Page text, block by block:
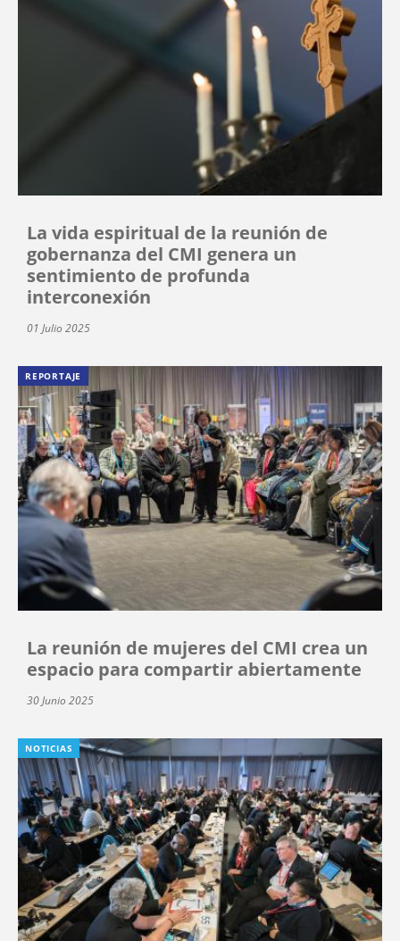
La vida espiritual de la reunión de
gobernanza del CMI genera un
sentimiento de profunda
interconexión
01 Julio 2025
REPORTAJE
La reunión de mujeres del CMI crea un
espacio para compartir abiertamente
30 Junio 2025
NOTICIAS